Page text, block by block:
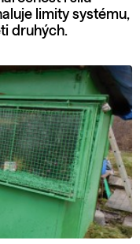
limity systému,
druhých.